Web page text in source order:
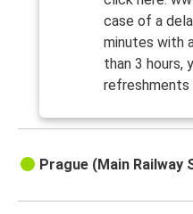
case of a
minutes with
than 3 hours,
refreshments
Prague (Main Railway